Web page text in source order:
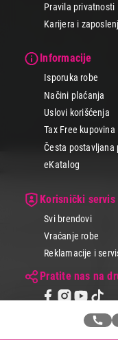
Pravila privatnosti
Karijera i
Informacije
Isporuka robe
Načini plaćanja
Uslovi korišćenja
Tax Free kupovina
Česta postavljana
eKatalog
Korisnički servis
Svi brendovi
Vraćanje robe
Reklamacije i
Pratite nas na